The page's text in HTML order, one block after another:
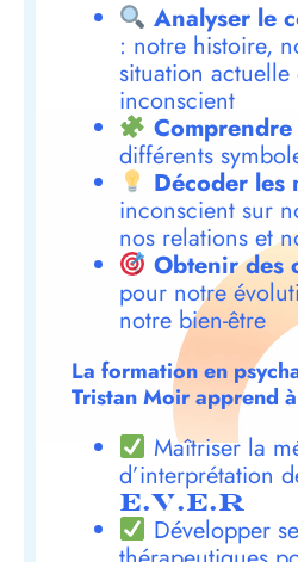
Analyser le
: notre histoire,
situation
inconscient
différents
Décoder les
inconscient sur
nos relations et
Obtenir des
pour notre
notre bien-être
La formation en
Tristan Moir apprend
Maîtriser la
d’interprétation
E.V.E.R
Développer